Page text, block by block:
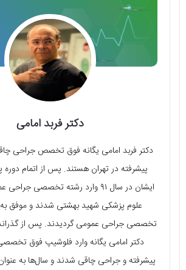
دکتر فربد امامی
دکتر فربد امامی یگانه فوق تخصص جراحی
پیشرفته در تهران هستند. پس از اتمام
ایشان در سال ۹۱ وارد رشته تخصصی
علوم پزشکی شهید بهشتی شدند و موفق به
تخصصی جراحی عمومی گردیدند. پس از
دکتر امامی یگانه وارد فلوشیپ فوق
پیشرفته و جراحی چاقی شدند و سال‌ها به